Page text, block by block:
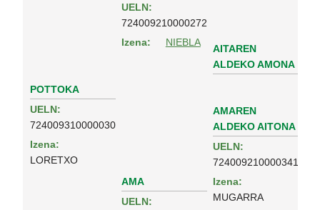
POTTOKA
UELN:
724009310000030
Izena:
LORETXO
UELN:
724009210000272
Izena:
NIEBLA
AITAREN
ALDEKO AMONA
AMA
UELN:
AMAREN
ALDEKO AITONA
UELN:
724009210000341
Izena:
MUGARRA